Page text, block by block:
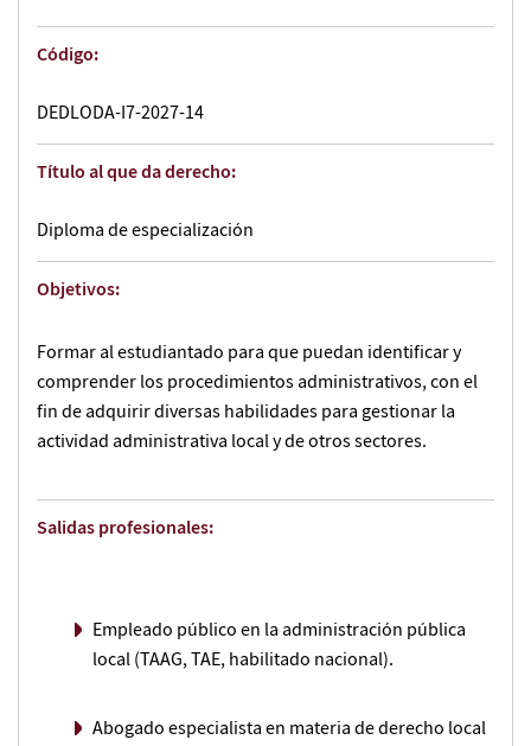
Código:
DEDLODA-I7-2027-14
Título al que da derecho:
Diploma de especialización
Objetivos:
Formar al estudiantado para que puedan identificar y
comprender los procedimientos administrativos, con el
fin de adquirir diversas habilidades para gestionar la
actividad administrativa local y de otros sectores.
Salidas profesionales:
Empleado público en la administración pública
local (TAAG, TAE, habilitado nacional).
Abogado especialista en materia de derecho local